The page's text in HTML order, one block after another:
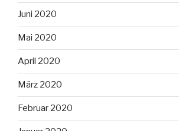
Juni 2020
Mai 2020
April 2020
März 2020
Februar 2020